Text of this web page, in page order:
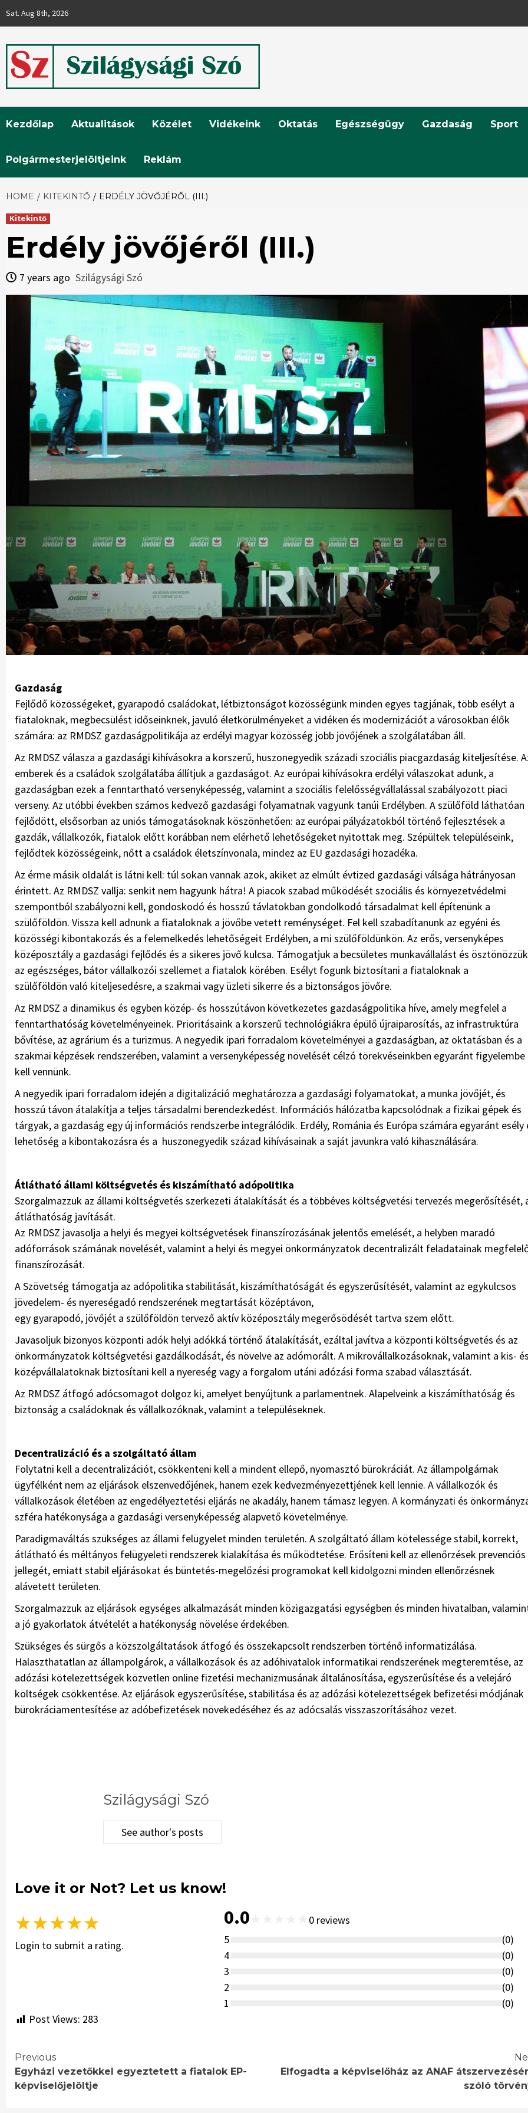
Sat. Aug 8th, 2026
Szilágysági
Szó
Kezdőlap Aktualitások Közélet Vidékeink Oktatás Egészségügy Gazdaság Sport
Polgármesterjelöltjeink Reklám
HOME KITEKINTŐ ERDÉLY JÖVŐJÉRŐL (III.)
Kitekintő
Erdély jövőjéről (III.)
7 years ago Szilágysági Szó
Gazdaság
Fejlődő közösségeket, gyarapodó családokat, létbiztonságot közösségünk minden egyes tagjának, több esélyt a
fiataloknak, megbecsülést időseinknek, javuló életkörülményeket a vidéken és modernizációt a városokban élők
számára: az RMDSZ gazdaságpolitikája az erdélyi magyar közösség jobb jövőjének a szolgálatában áll.
Az RMDSZ válasza a gazdasági kihívásokra a korszerű, huszonegyedik századi szociális piacgazdaság kiteljesítése.
emberek és a családok szolgálatába állítjuk a gazdaságot. Az európai kihívásokra erdélyi válaszokat adunk, a
gazdaságban ezek a fenntartható versenyképesség, valamint a szociális felelősségvállalással szabályozott piaci
verseny. Az utóbbi években számos kedvező gazdasági folyamatnak vagyunk tanúi Erdélyben. A szülőföld láthatóan
fejlődött, elsősorban az uniós támogatásoknak köszönhetően: az európai pályázatokból történő fejlesztések a
gazdák, vállalkozók, fiatalok előtt korábban nem elérhető lehetőségeket nyitottak meg. Szépültek településeink,
fejlődtek közösségeink, nőtt a családok életszínvonala, mindez az EU gazdasági hozadéka.
Az érme másik oldalát is látni kell: túl sokan vannak azok, akiket az elmúlt évtized gazdasági válsága hátrányosan
érintett. Az RMDSZ vallja: senkit nem hagyunk hátra! A piacok szabad működését szociális és környezetvédelmi
szempontból szabályozni kell, gondoskodó és hosszú távlatokban gondolkodó társadalmat kell építenünk a
szülőföldön. Vissza kell adnunk a fiataloknak a jövőbe vetett reménységet. Fel kell szabadítanunk az egyéni és
közösségi kibontakozás és a felemelkedés lehetőségeit Erdélyben, a mi szülőföldünkön. Az erős, versenyképes
középosztály a gazdasági fejlődés és a sikeres jövő kulcsa. Támogatjuk a becsületes munkavállalást és ösztönözzük
az egészséges, bátor vállalkozói szellemet a fiatalok körében. Esélyt fogunk biztosítani a fiataloknak a
szülőföldön való kiteljesedésre, a szakmai vagy üzleti sikerre és a biztonságos jövőre.
Az RMDSZ a dinamikus és egyben közép- és hosszútávon következetes gazdaságpolitika híve, amely megfelel a
fenntarthatóság követelményeinek. Prioritásaink a korszerű technológiákra épülő újraiparosítás, az infrastruktúra
bővítése, az agrárium és a turizmus. A negyedik ipari forradalom követelményei a gazdaságban, az oktatásban és a
szakmai képzések rendszerében, valamint a versenyképesség növelését célzó törekvéseinkben egyaránt figyelembe
kell vennünk.
A negyedik ipari forradalom idején a digitalizáció meghatározza a gazdasági folyamatokat, a munka jövőjét, és
hosszú távon átalakítja a teljes társadalmi berendezkedést. Információs hálózatba kapcsolódnak a fizikai gépek és
tárgyak, a gazdaság egy új információs rendszerbe integrálódik. Erdély, Románia és Európa számára egyaránt esély
lehetőség a kibontakozásra és a huszonegyedik század kihívásainak a saját javunkra való kihasználására.
Átlátható állami költségvetés és kiszámítható adópolitika
Szorgalmazzuk az állami költségvetés szerkezeti átalakítását és a többéves költségvetési tervezés megerősítését,
átláthatóság javítását.
Az RMDSZ javasolja a helyi és megyei költségvetések finanszírozásának jelentős emelését, a helyben maradó
adóforrások számának növelését, valamint a helyi és megyei önkormányzatok decentralizált feladatainak
finanszírozását.
A Szövetség támogatja az adópolitika stabilitását, kiszámíthatóságát és egyszerűsítését, valamint az egykulcsos
jövedelem- és nyereségadó rendszerének megtartását középtávon,
egy gyarapodó, jövőjét a szülőföldön tervező aktív középosztály megerősödését tartva szem előtt.
Javasoljuk bizonyos központi adók helyi adókká történő átalakítását, ezáltal javítva a központi költségvetés és az
önkormányzatok költségvetési gazdálkodását, és növelve az adómorált. A mikrovállalkozásoknak, valamint a kis-
középvállalatoknak biztosítani kell a nyereség vagy a forgalom utáni adózási forma szabad választását.
Az RMDSZ átfogó adócsomagot dolgoz ki, amelyet benyújtunk a parlamentnek. Alapelveink a kiszámíthatóság és
biztonság a családoknak és vállalkozóknak, valamint a településeknek.
Decentralizáció és a szolgáltató állam
Folytatni kell a decentralizációt, csökkenteni kell a mindent ellepő, nyomasztó bürokráciát. Az állampolgárnak
ügyfélként nem az eljárások elszenvedőjének, hanem ezek kedvezményezettjének kell lennie. A vállalkozók és
vállalkozások életében az engedélyeztetési eljárás ne akadály, hanem támasz legyen. A kormányzati és
szféra hatékonysága a gazdasági versenyképesség alapvető követelménye.
Paradigmaváltás szükséges az állami felügyelet minden területén. A szolgáltató állam kötelessége stabil, korrekt,
átlátható és méltányos felügyeleti rendszerek kialakítása és működtetése. Erősíteni kell az ellenőrzések prevenciós
jellegét, emiatt stabil eljárásokat és büntetés-megelőzési programokat kell kidolgozni minden ellenőrzésnek
alávetett területen.
Szorgalmazzuk az eljárások egységes alkalmazását minden közigazgatási egységben és minden hivatalban,
a jó gyakorlatok átvételét a hatékonyság növelése érdekében.
Szükséges és sürgős a közszolgáltatások átfogó és összekapcsolt rendszerben történő informatizálása.
Halaszthatatlan az állampolgárok, a vállalkozások és az adóhivatalok informatikai rendszerének megteremtése, az
adózási kötelezettségek közvetlen online fizetési mechanizmusának általánosítása, egyszerűsítése és a velejáró
költségek csökkentése. Az eljárások egyszerűsítése, stabilitása és az adózási kötelezettségek befizetési módjának
bürokráciamentesítése az adóbefizetések növekedéséhez és az adócsalás visszaszorításához vezet.
Szilágysági Szó
See author's posts
Love it or Not? Let us know!
★★★★★
Login to submit a rating.
0.0 0 reviews
5
(0)
4
(0)
3
(0)
2
(0)
1
(0)
Post Views: 283
Continue
Reading
Previous
Egyházi vezetőkkel egyeztetett a fiatalok EP-
képviselőjelöltje
Elfogadta a képviselőház az ANAF
szóló